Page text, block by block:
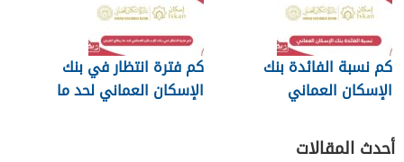
كم نسبة الفائدة بنك
الإسكان العماني
كم فترة انتظار في بنك
الإسكان العماني لحد ما
أحدث المقالات